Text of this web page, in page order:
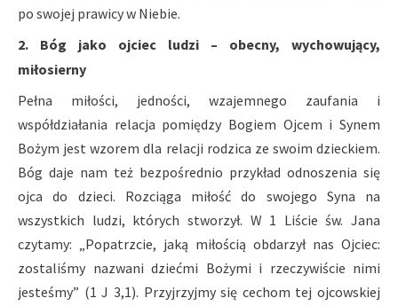
po swojej prawicy w Niebie.
2. Bóg jako ojciec ludzi – obecny, wychowujący,
miłosierny
Pełna miłości, jedności, wzajemnego zaufania i
współdziałania relacja pomiędzy Bogiem Ojcem i Synem
Bożym jest wzorem dla relacji rodzica ze swoim dzieckiem.
Bóg daje nam też bezpośrednio przykład odnoszenia się
ojca do dzieci. Rozciąga miłość do swojego Syna na
wszystkich ludzi, których stworzył. W 1 Liście św. Jana
czytamy: „Popatrzcie, jaką miłością obdarzył nas Ojciec:
zostaliśmy nazwani dziećmi Bożymi i rzeczywiście nimi
jesteśmy” (1 J 3,1). Przyjrzyjmy się cechom tej ojcowskiej